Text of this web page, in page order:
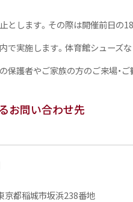
とします。その際は開催前日の
で実施します。体育館シューズ
保護者やご家族の方のご来場・
お問い合わせ先
都稲城市坂浜238番地